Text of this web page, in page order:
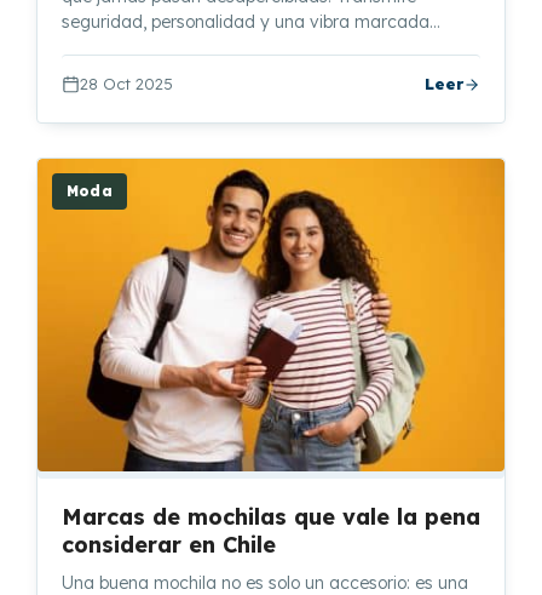
seguridad, personalidad y una vibra marcada…
28 Oct 2025 Leer
Moda
Marcas de mochilas que vale la pena
considerar en Chile
Una buena mochila no es solo un accesorio: es una